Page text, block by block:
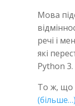
Мова
речі і
які
Python 3.
То ж, що
(більше…)